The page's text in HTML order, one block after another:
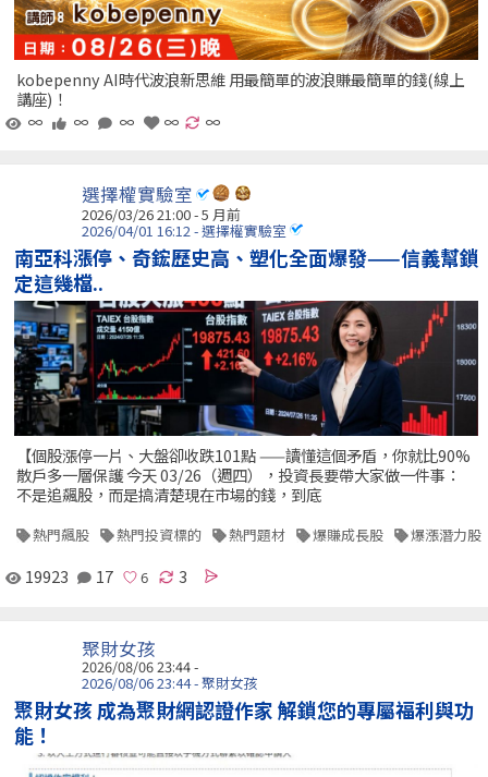
kobepenny AI時代波浪新思維 用最簡單的波浪賺最簡單的錢(線上
講座)！
∞
∞ ∞ ∞ ∞
選擇權實驗室
2026/03/26 21:00 - 5 月前
2026/04/01 16:12 - 選擇權實驗室
南亞科漲停、奇鋐歷史高、塑化全面爆發——信義幫鎖
定這幾檔..
【個股漲停一片、大盤卻收跌101點 ——讀懂這個矛盾，你就比90%
散戶多一層保護 今天 03/26（週四），投資長要帶大家做一件事：
不是追飆股，而是搞清楚現在市場的錢，到底
熱門飆股 熱門投資標的 熱門題材 爆賺成長股 爆漲潛力股
19923 17 3
聚財女孩
2026/08/06 23:44 -
2026/08/06 23:44 - 聚財女孩
聚財女孩 成為聚財網認證作家 解鎖您的專屬福利與功
能！